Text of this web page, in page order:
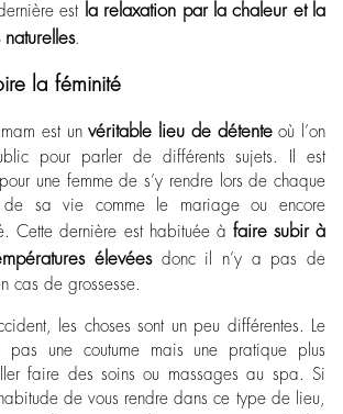
est la relaxation par la chaleur et la
naturelles.
la féminité
est unvéritable lieu de détenteoù l’on
pour parler de différents sujets. Il est
une femme de s’y rendre lors de chaque
de sa vie comme le mariage ou encore
Cette dernière est habituée à faire subir à
élevéesdonc il n’y a pas de
cas de grossesse.
les choses sont un peu différentes. Le
pas une coutume mais une pratique plus
faire des soins ou massages au spa. Si
de vous rendre dans ce type de lieu,